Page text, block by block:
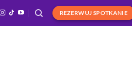
REZERWUJ SPOTKANIE